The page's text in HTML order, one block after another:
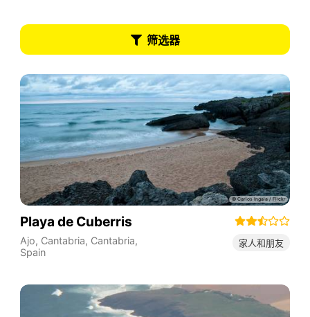
筛选器
Playa de Cuberris
Ajo, Cantabria, Cantabria,
Spain
家人和朋友